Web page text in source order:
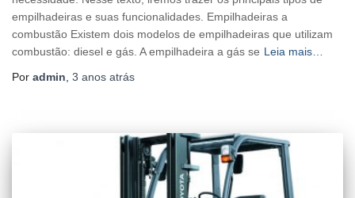
empilhadeiras e suas funcionalidades. Empilhadeiras a
combustão Existem dois modelos de empilhadeiras que utilizam
combustão: diesel e gás. A empilhadeira a gás se Leia mais…
Por admin, 3 anos atrás